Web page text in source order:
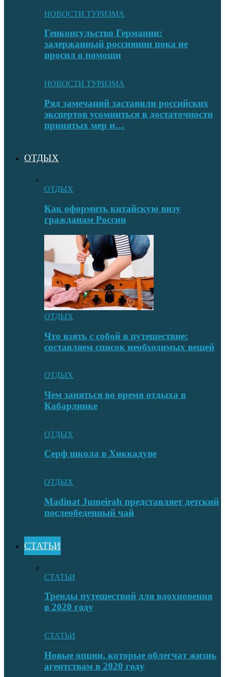
НОВОСТИ ТУРИЗМА
Генконсульство Германии:
задержанный россиянин пока не
просил о помощи
НОВОСТИ ТУРИЗМА
Ряд замечаний заставили российских
экспертов усомниться в достаточности
принятых мер и…
ОТДЫХ
ОТДЫХ
Как оформить китайскую визу
гражданам России
ОТДЫХ
Что взять с собой в путешествие:
составляем список необходимых вещей
ОТДЫХ
Чем заняться во время отдыха в
Кабардинке
ОТДЫХ
Серф школа в Хиккадуве
ОТДЫХ
Madinat Jumeirah представляет детский
послеобеденный чай
СТАТЬИ
СТАТЬИ
Тренды путешествий для вдохновения
в 2020 году
СТАТЬИ
Новые опции, которые облегчат жизнь
агентствам в 2020 году